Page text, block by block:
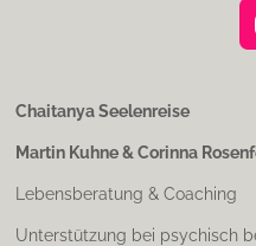
Chaitanya Seelenreise
Martin Kuhne & Corinna
Lebensberatung & Coaching
Unterstützung bei psychisch